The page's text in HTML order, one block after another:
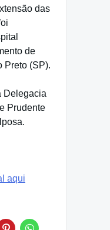
das
de
Preto (SP).
Delegacia
Prudente
aqui